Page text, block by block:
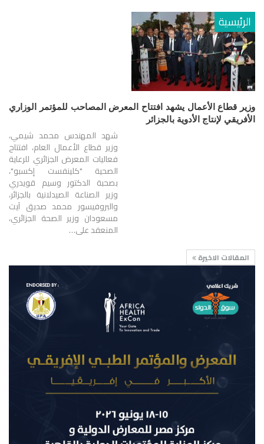
الرئيسية
وزير قطاع الأعمال يشهد افتتاح المعرض المصاحب للمؤتمر الوزاري
الأفريقي لإنتاج الأدوية بالجزائر
شهد المهندس محمد شيمي،
وزير قطاع الأعمال العام، افتتاح
فعاليات المعرض الجزائري للرعاية
الصحية "كلينفست إكسبو"،
بصحبة الدكتور وسيم قويدري
وزير الصناعة الصيدلانية بالجزائر،
والبروفيسور محمد صديق آيت
مسعودان وزير الصحة الجزائري،
المنعقد على…
المقالات الاخيرة